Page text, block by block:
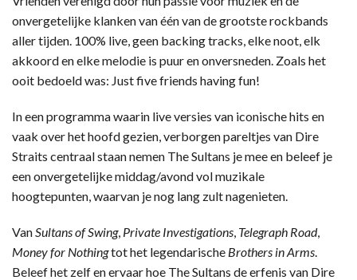
onvergetelijke klanken van één van de grootste rockbands
aller tijden. 100% live, geen backing tracks, elke noot, elk
akkoord en elke melodie is puur en onversneden. Zoals het
ooit bedoeld was: Just five friends having fun!
In een programma waarin live versies van iconische hits en
vaak over het hoofd gezien, verborgen pareltjes van Dire
Straits centraal staan nemen The Sultans je mee en beleef je
een onvergetelijke middag/avond vol muzikale
hoogtepunten, waarvan je nog lang zult nagenieten.
Van Sultans of Swing, Private Investigations Telegraph Road,
Money for Nothingtot het legendarische Brothers in Arms
Beleef het zelf en ervaar hoe The Sultans de erfenis van Dire